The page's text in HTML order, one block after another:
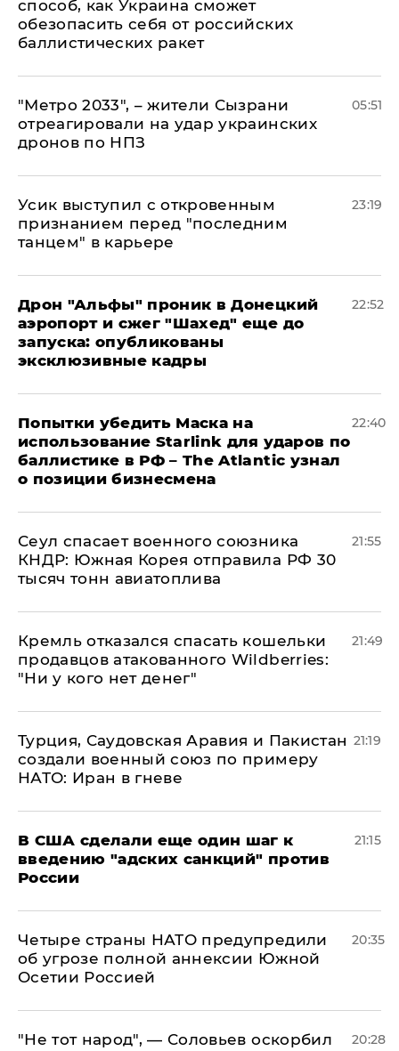
способ, как Украина сможет
обезопасить себя от российских
баллистических ракет
"Метро 2033", – жители Сызрани
отреагировали на удар украинских
дронов по НПЗ
05:51
Усик выступил с откровенным
признанием перед "последним
танцем" в карьере
23:19
Дрон "Альфы" проник в Донецкий
аэропорт и сжег "Шахед" еще до
запуска: опубликованы
эксклюзивные кадры
22:52
Попытки убедить Маска на
использование Starlink для ударов по
баллистике в РФ – The Atlantic узнал
о позиции бизнесмена
22:40
​Сеул спасает военного союзника
КНДР: Южная Корея отправила РФ 30
тысяч тонн авиатоплива
21:55
Кремль отказался спасать кошельки
продавцов атакованного Wildberries:
"Ни у кого нет денег"
21:49
Турция, Саудовская Аравия и Пакистан
создали военный союз по примеру
НАТО: Иран в гневе
21:19
В США сделали еще один шаг к
введению "адских санкций" против
России
21:15
Четыре страны НАТО предупредили
об угрозе полной аннексии Южной
Осетии Россией
20:35
​"Не тот народ", — Соловьев оскорбил
20:28